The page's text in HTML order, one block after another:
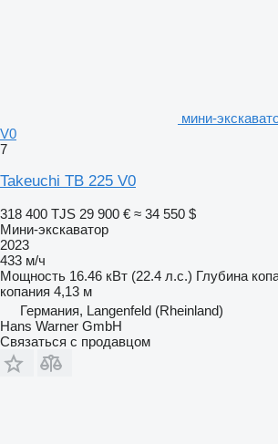
мини-
V0
7
Takeuchi TB 225 V0
318 400 TJS 29 900 € ≈ 34 550 $
Мини-экскаватор
2023
433 м/ч
Мощность 16.46 кВт (22.4 л.с.) Глубина
копания 4,13 м
Германия, Langenfeld (Rheinland)
Hans Warner GmbH
Связаться с продавцом